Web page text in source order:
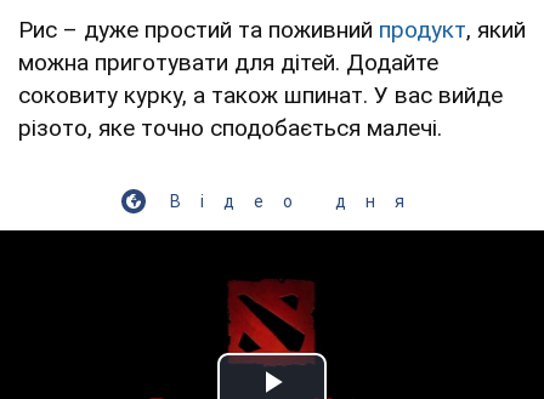
Рис – дуже простий та поживний продукт, який
можна приготувати для дітей. Додайте
соковиту курку, а також шпинат. У вас вийде
різото, яке точно сподобається малечі.
Відео дня